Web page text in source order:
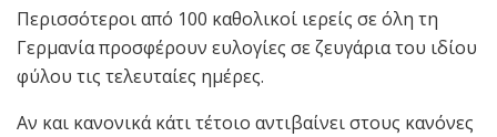
Περισσότεροι από 100 καθολικοί ιερείς σε όλη τη
Γερμανία προσφέρουν ευλογίες σε ζευγάρια του ιδίου
φύλου τις τελευταίες ημέρες.
Αν και κανονικά κάτι τέτοιο αντιβαίνει στους κανόνες